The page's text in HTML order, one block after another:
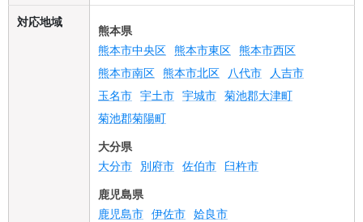
対応地域
熊本県
熊本市中央区 熊本市東区 熊本市西区
熊本市南区 熊本市北区 八代市
人吉市
玉名市 宇土市 宇城市 菊池郡大津町
菊池郡菊陽町
大分県
大分市 別府市 佐伯市 臼杵市
鹿児島県
鹿児島市 伊佐市 姶良市